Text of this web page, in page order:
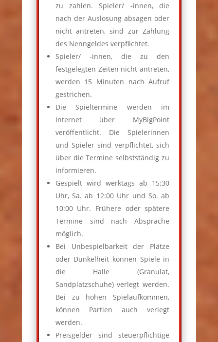
zu zahlen. Spieler/ -innen, die
nach der Auslosung absagen oder
nicht antreten, sind zur Zahlung
des Nenngeldes verpflichtet.
Spieler/ -innen, die zu den
festgelegten Zeiten nicht antreten,
werden 15 Minuten nach Aufruf
gestrichen.
Die Spieltermine werden im
Internet über MyBigPoint
veröffentlicht. Die Spielerinnen
und Spieler sind verpflichtet, sich
über die Termine selbstständig zu
informieren.
Gespielt wird werktags ab 15:30
Uhr, Sa. ab 12:00 Uhr und So. ab
10:00 Uhr. Frühere oder spätere
Termine sind nach Absprache
möglich.
Bei Unbespielbarkeit der Plätze
oder Dunkelheit können Spiele in
die Halle (Granulat,
Sandplatzschuhe) verlegt werden.
Bei zu hohen Spielaufkommen,
können Partien auch verlegt
werden.
Preisgelder sind steuerpflichtige